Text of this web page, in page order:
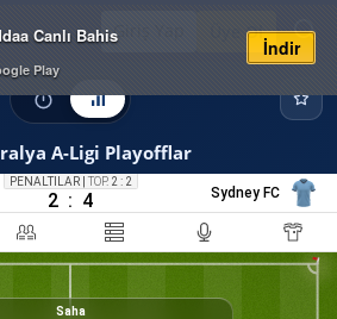
Canlı Bahis
Play
İndir
Giriş Yap Üye Ol
A-Ligi Playofflar
PENALTILAR TOP.2 : 2
2 : 4 Sydney FC
Saha